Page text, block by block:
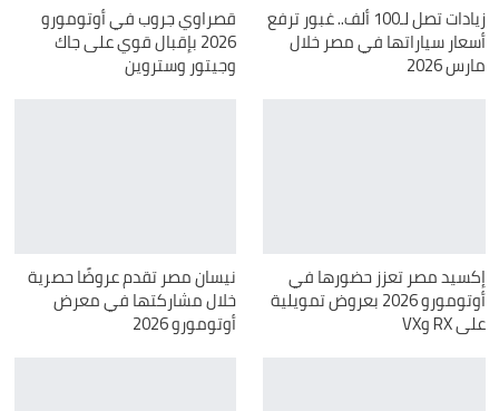
زيادات تصل لـ100 ألف.. غبور ترفع
أسعار سياراتها في مصر خلال
مارس 2026
قصراوي جروب في أوتومورو
2026 بإقبال قوي على جاك
وجيتور وستروين
إكسيد مصر تعزز حضورها في
أوتومورو 2026 بعروض تمويلية
على RX وVX
نيسان مصر تقدم عروضًا حصرية
خلال مشاركتها في معرض
أوتومورو 2026